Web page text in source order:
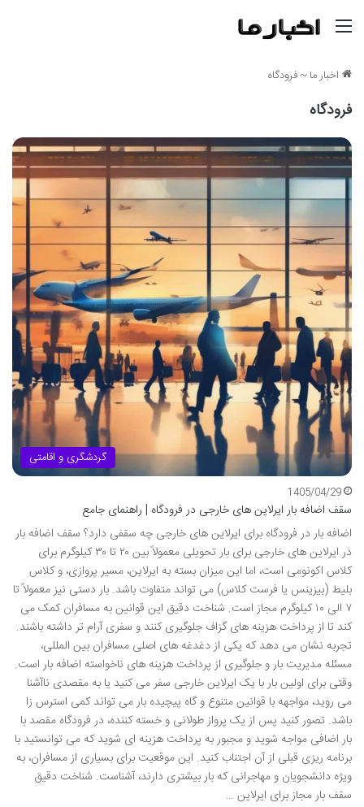
اخبار ما~فرودگاه
فرودگاه
گردشگری و اقامتی
1405/04/29
سقف اضافه بار ایرلاین های خارجی در فرودگاه | راهنمای جامع
اضافه بار در فرودگاه برای ایرلاین های خارجی چه سقفی دارد؟ سقف اضافه بار
در ایرلاین های خارجی برای بار تحویلی معمولاً بین ۲۰ تا ۳۰ کیلوگرم برای
کلاس اکونومی است، اما این میزان بسته به ایرلاین، مسیر پروازی، و کلاس
بلیط (بیزینس یا فرست کلاس) می تواند متفاوت باشد. بار دستی نیز معمولاً تا
۷ الی ۱۰ کیلوگرم مجاز است. شناخت دقیق این قوانین به مسافران کمک می
کند تا از پرداخت هزینه های گزاف جلوگیری کنند و سفری آرام تر داشته باشند.
تجربه نشان می دهد که یکی از دغدغه های اصلی مسافران بین المللی،
مسئله مدیریت بار و جلوگیری از پرداخت هزینه های ناخواسته اضافه بار است.
وقتی برای اولین بار با یک ایرلاین خارجی سفر می کنید یا به مقصدی ناآشنا
می روید، مواجهه با قوانین متنوع و گاه پیچیده بار می تواند کمی استرس زا
باشد. تصور کنید پس از یک پرواز طولانی و خسته کننده، در فرودگاه مقصد با
بار اضافی مواجه شوید و مجبور به پرداخت هزینه ای شوید که می توانستید با
برنامه ریزی قبلی از آن اجتناب کنید. این موقعیت برای بسیاری از مسافران، به
ویژه دانشجویان و مهاجرانی که بار بیشتری دارند، آشناست. شناخت دقیق
سقف بار مجاز برای ایرلاین …